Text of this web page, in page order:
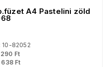
A4 Pastelini zöld
10-82052
290 Ft
638Ft